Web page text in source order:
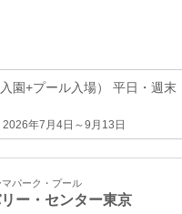
園+プール入場） 平日・週末
年7月4日～9月13日
パーク・プール
ー・センター東京